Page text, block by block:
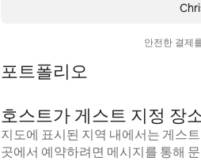
안전한 결제
포트폴리오
호스트가 게스트 지정 장
지도에 표시된 지역 내에서는 게스
곳에서 예약하려면 메시지를 통해